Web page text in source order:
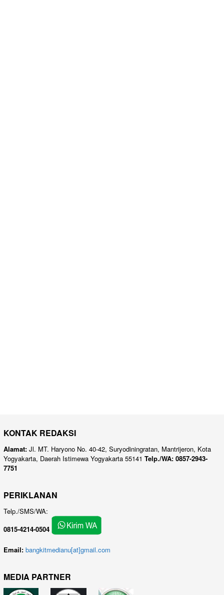
KONTAK REDAKSI
Alamat: Jl. MT. Haryono No. 40-42, Suryodiningratan, Mantrijeron, Kota
Yogyakarta, Daerah Istimewa Yogyakarta 55141 Telp./WA: 0857-2943-
7751
PERIKLANAN
Telp./SMS/WA:
0815-4214-0504
Email: bangkitmedianu[at]gmail.com
MEDIA PARTNER